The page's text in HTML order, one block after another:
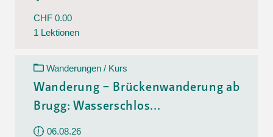
CHF 0.00
1 Lektionen
Wanderungen / Kurs
Wanderung – Brückenwanderung ab
Brugg: Wasserschlos...
06.08.26